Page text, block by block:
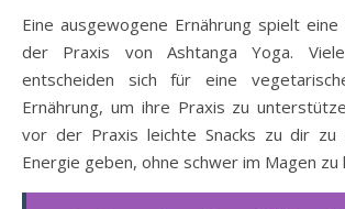
Eine ausgewogene Ernährung spielt
der Praxis von Ashtanga Yoga.
entscheiden sich für eine
Ernährung, um ihre Praxis zu
vor der Praxis leichte Snacks zu dir zu
Energie geben, ohne schwer im Magen zu